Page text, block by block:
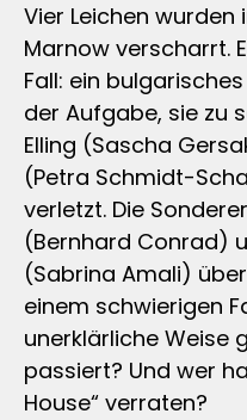
Vier Leichen
Marnow verscharrt.
Fall: ein
der Aufgabe, sie zu
Elling (Sascha
(Petra Schmidt-
verletzt. Die
(Bernhard Conrad)
(Sabrina Amali)
einem schwierigen
unerklärliche Weise
passiert? Und wer
House“ verraten?